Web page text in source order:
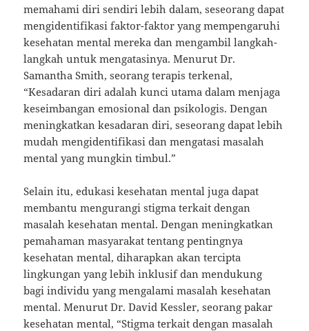
memahami diri sendiri lebih dalam, seseorang dapat
mengidentifikasi faktor-faktor yang mempengaruhi
kesehatan mental mereka dan mengambil langkah-
langkah untuk mengatasinya. Menurut Dr.
Samantha Smith, seorang terapis terkenal,
“Kesadaran diri adalah kunci utama dalam menjaga
keseimbangan emosional dan psikologis. Dengan
meningkatkan kesadaran diri, seseorang dapat lebih
mudah mengidentifikasi dan mengatasi masalah
mental yang mungkin timbul.”
Selain itu, edukasi kesehatan mental juga dapat
membantu mengurangi stigma terkait dengan
masalah kesehatan mental. Dengan meningkatkan
pemahaman masyarakat tentang pentingnya
kesehatan mental, diharapkan akan tercipta
lingkungan yang lebih inklusif dan mendukung
bagi individu yang mengalami masalah kesehatan
mental. Menurut Dr. David Kessler, seorang pakar
kesehatan mental, “Stigma terkait dengan masalah